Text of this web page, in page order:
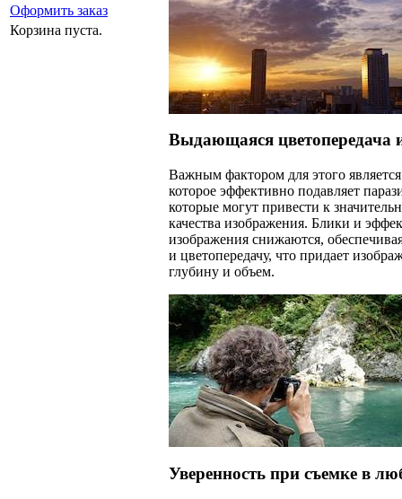
Оформить заказ
Корзина пуста.
Выдающаяся цветопередача
Важным фактором для этого
которое эффективно подавляет
которые могут привести к
качества изображения. Блики и
изображения снижаются,
и цветопередачу, что придает
глубину и объем.
Уверенность при съемке в